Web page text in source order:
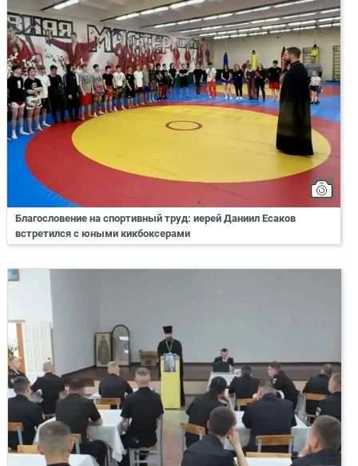
Благословение на спортивный труд: иерей Даниил Есаков
встретился с юными кикбоксерами